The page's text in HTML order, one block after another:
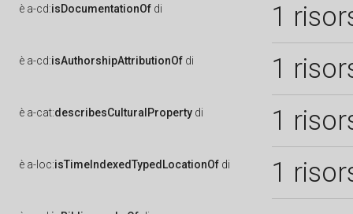
è a-cd:isDocumentationOf di 1
è a-cd:isAuthorshipAttributionOf di 1
è a-cat:describesCulturalProperty di 1
è a-loc:isTimeIndexedTypedLocationOf di 1